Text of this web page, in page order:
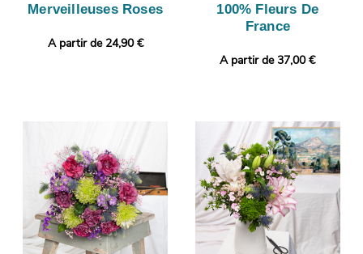
Merveilleuses Roses
A partir de 24,90 €
100% Fleurs De
France
A partir de 37,00 €